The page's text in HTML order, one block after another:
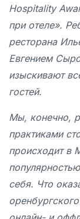
Hospitality
при отеле».
ресторана
Евгением
изыскивают
гостей.
Мы, конечно,
практиками
происходит в
себя. Что